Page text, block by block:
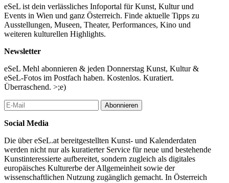
political autonomy. As a postdoctoral researcher in Berlin, he
extended this research to European cement industries, net-zero
CO₂ agendas, and the political ecology of decarbonisation. Harb
is also an artist whose graphic novels and mappings visualise
Gesellschaft für Architektur. Moderated by Anousheh Kehar /
Studio SPoP, Nina Kolowratnik /ÖGFA
studio.space.popular@uni-ak.ac.at
...Mehr lesen
eSeL ist dein verlässliches Infoportal für Kunst, Kultur und
Events in Wien und ganz Österreich. Finde aktuelle Tipps zu
Ausstellungen, Museen, Theater, Performances, Kino und
weiteren kulturellen Highlights.
Newsletter
eSeL Mehl abonnieren & jeden Donnerstag Kunst, Kultur &
eSeL-Fotos im Postfach haben. Kostenlos. Kuratiert.
Überraschend. >;e)
Abonnieren
Social Media
Die über eSeL.at bereitgestellten Kunst- und Kalenderdaten
werden nicht nur als kuratierter Service für neue und bestehende
Kunstinteressierte aufbereitet, sondern zugleich als digitales
europäisches Kulturerbe der Allgemeinheit sowie der
wissenschaftlichen Nutzung zugänglich gemacht. In Österreich